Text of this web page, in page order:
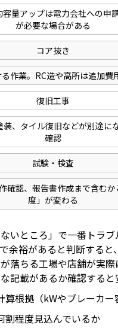
量アップは電力会社への申
が必要な場合がある
コア抜き
作業。RC造や高所は追加費
復旧工事
、タイル復旧などが別途に
確認
試験・検査
確認、報告書作成まで含む
度」が変わる
いところ」で一番トラ
余裕があると判断すると
落ちる工場や店舗が実際
記載があるか確認すると
根拠（kWやブレーカー
割程度見込んでいるか